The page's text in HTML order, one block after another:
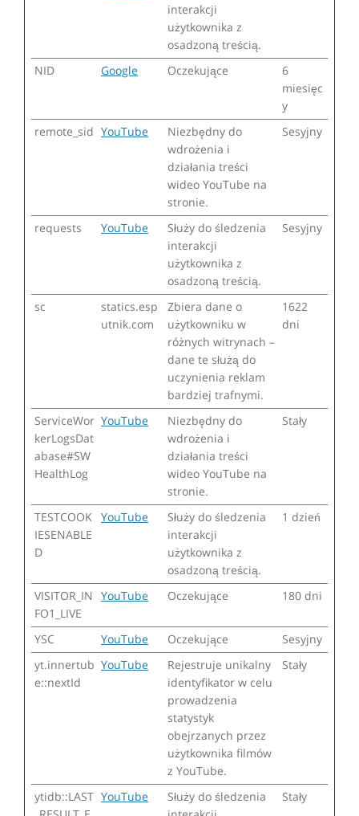
interakcji
użytkownika z
osadzoną treścią.
NID Google Oczekujące
6
miesięc
y
remote_sid YouTube
Niezbędny do
wdrożenia i
działania treści
wideo YouTube na
stronie.
Sesyjny
requests YouTube
Służy do śledzenia
interakcji
użytkownika z
osadzoną treścią.
Sesyjny
sc
statics.esp
utnik.com
Zbiera dane o
użytkowniku w
różnych witrynach –
dane te służą do
uczynienia reklam
bardziej trafnymi.
1622
dni
ServiceWor
kerLogsDat
abase#SW
HealthLog
YouTube
Niezbędny do
wdrożenia i
działania treści
wideo YouTube na
stronie.
Stały
TESTCOOK
IESENABLE
D
YouTube
Służy do śledzenia
interakcji
użytkownika z
osadzoną treścią.
1 dzień
VISITOR_IN
FO1_LIVE
YouTube Oczekujące 180 dni
YSC YouTube Oczekujące
Sesyjny
yt.innertub
e::nextId
YouTube
Rejestruje unikalny
identyfikator w celu
prowadzenia
statystyk
obejrzanych przez
użytkownika filmów
z YouTube.
Stały
ytidb::LAST YouTube
Służy do śledzenia
Stały